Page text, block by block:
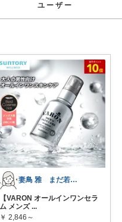
ユーザー
妻鳥 雅 まだ若見えしたい30代
【VARON オールインワンセラ
ム メンズ ...
￥ 2,846～